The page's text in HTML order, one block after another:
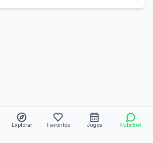
Explorar Favoritos Jogos Futebot